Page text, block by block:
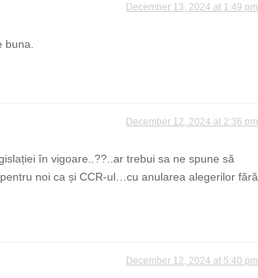
December 13, 2024 at 1:49 pm
December 12, 2024 at 2:36 pm
în vigoare..??..ar trebui sa ne spune să
noi ca și CCR-ul…cu anularea alegerilor fără
December 12, 2024 at 5:40 pm